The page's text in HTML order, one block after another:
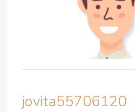
jovita55706120